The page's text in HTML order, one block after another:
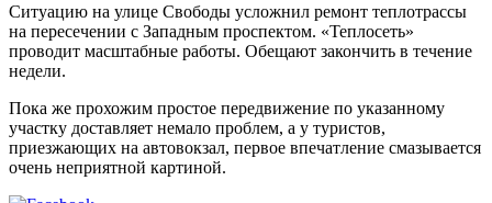
Ситуацию на улице Свободы усложнил ремонт теплотрассы
на пересечении с Западным проспектом. «Теплосеть»
проводит масштабные работы. Обещают закончить в течение
недели.
Пока же прохожим простое передвижение по указанному
участку доставляет немало проблем, а у туристов,
приезжающих на автовокзал, первое впечатление смазывается
очень неприятной картиной.